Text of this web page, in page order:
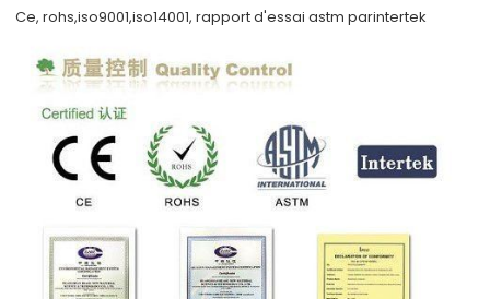
Ce, rohs,iso9001,iso14001, rapport d'essai astm parintertek